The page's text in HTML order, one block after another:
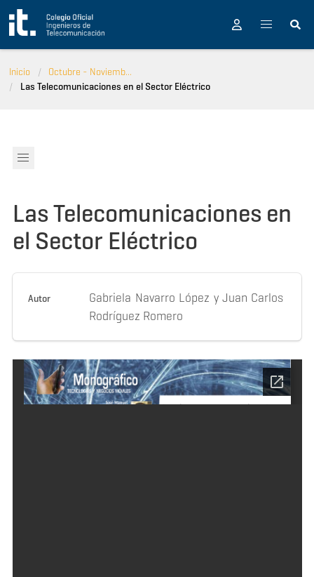
Pasar al contenido principal
Inicio
Octubre - Noviemb...
Las Telecomunicaciones en el Sector Eléctrico
Las Telecomunicaciones en
el Sector Eléctrico
Autor
Gabriela Navarro López y Juan Carlos
Rodríguez Romero